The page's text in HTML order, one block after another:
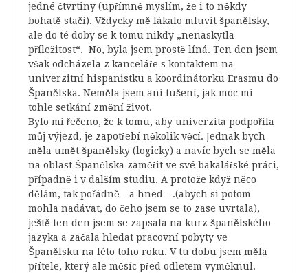
jedné čtvrtiny (upřímně myslím, že i to někdy
bohatě stačí). Vždycky mě lákalo mluvit španělsky,
ale do té doby se k tomu nikdy „nenaskytla
příležitost“. No, byla jsem prostě líná. Ten den jsem
však odcházela z kanceláře s kontaktem na
univerzitní hispanistku a koordinátorku Erasmu do
Španělska. Neměla jsem ani tušení, jak moc mi
tohle setkání změní život.
Bylo mi řečeno, že k tomu, aby univerzita podpořila
můj výjezd, je zapotřebí několik věcí. Jednak bych
měla umět španělsky (logicky) a navíc bych se měla
na oblast Španělska zaměřit ve své bakalářské práci,
případně i v dalším studiu. A protože když něco
dělám, tak pořádně…a hned….(abych si potom
mohla nadávat, do čeho jsem se to zase uvrtala),
ještě ten den jsem se zapsala na kurz španělského
jazyka a začala hledat pracovní pobyty ve
Španělsku na léto toho roku. V tu dobu jsem měla
přítele, který ale měsíc před odletem vyměknul.